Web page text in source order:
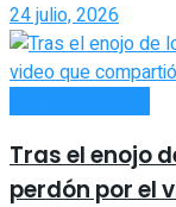
24 julio, 2026
Tras el enojo
perdón por el